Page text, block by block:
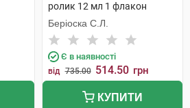
ролик 12 мл 1 флакон
Беріоска С.Л.
Є в наявності
від 735.00 514.50 грн
КУПИТИ